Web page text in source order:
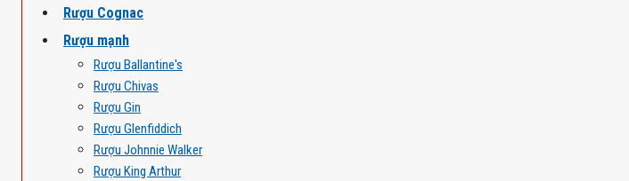
Rượu Cognac
Rượu mạnh
Rượu Ballantine's
Rượu Chivas
Rượu Gin
Rượu Glenfiddich
Rượu Johnnie Walker
Rượu King Arthur